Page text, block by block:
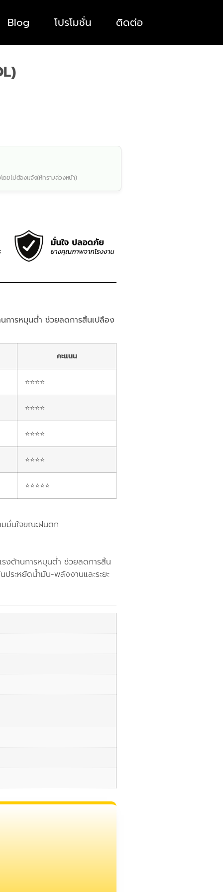
Blog โปรโมชั่น ติดต่อ
ยไม่ต้องแจ้งให้ทราบล่วงหน้า)
การหมุนต่ำ ช่วยลดการสิ้นเปลือง
คะแนน
⭐⭐⭐⭐
⭐⭐⭐⭐
⭐⭐⭐⭐
⭐⭐⭐⭐
⭐⭐⭐⭐⭐
มั่นใจขณะฝนตก
งต้านการหมุนต่ำ ช่วยลดการสิ้น
ระหยัดน้ำมัน-พลังงานและระยะ